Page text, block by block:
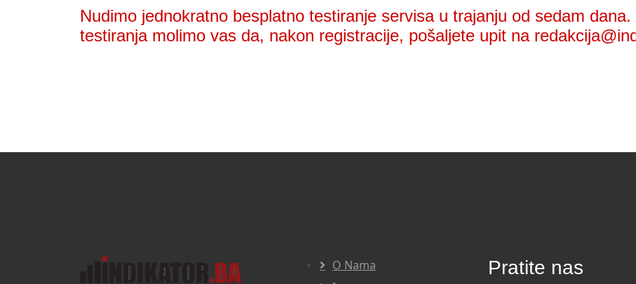
Nudimo jednokratno besplatno testiranje servisa u trajanju od sedam
testiranja molimo vas da, nakon registracije, pošaljete upit na
O Nama
Pratite nas